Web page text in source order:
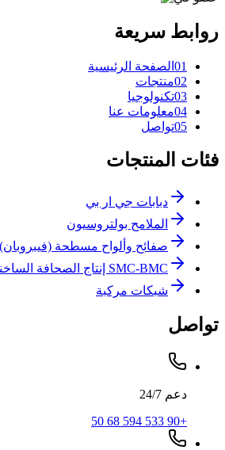
روابط سريعة
01
الصفحة الرئيسية
02 منتجات
03 تكنولوجيا
04 معلومات عنا
05 تواصل
فئات المنتجات
دبابات جي ار بي
الملامح بولتروسيون
صفائح وألواح مسطحة (فيبروبان)
SMC-BMC إنتاج الصحافة الساخنة
شبكات مركبة
تواصل
دعم 24/7
+90 533 594 68 50